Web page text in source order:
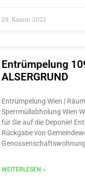
29. Kasım 2022
Entrümpelung
ALSERGRUND
Entrümpelung Wien |
Sperrmüllabholung Wien
für Sie auf die Deponie!
Rückgabe von
WEITERLESEN »